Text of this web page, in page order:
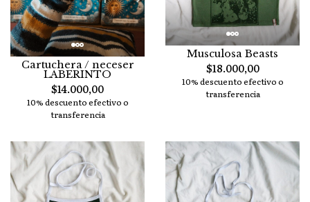
Cartuchera / neceser
LABERINTO
$14.000,00
10% descuento efectivo o
transferencia
Musculosa Beasts
$18.000,00
10% descuento efectivo o
transferencia